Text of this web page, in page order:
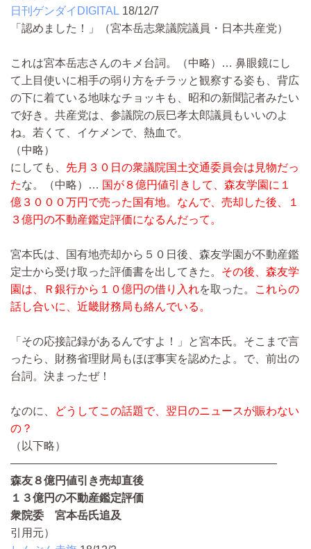
日刊ゲンダイDIGITAL 18/12/7
「認めました！」（宮本岳志衆議院議員・日本共産党）
これは宮本岳志さんのキメ台詞。 （中略）… 鼻眼鏡にし
て上目使いに相手の弱り方をチラッと観察する姿も、背広
の下に着ている地味なチョッキも、昭和の新聞記者みたい
で好き。共産党は、参議院の辰巳孝太郎議員もいいのよ
ね。若くて、イケメンで、熱血で。
（中略）
にしても、 先月３０日の衆議院国土交通委員会は見物だっ
たな。 （中略）… 国が８億円値引きして、森友学園に１
億３０００万円で売った国有地。なんで、売却 した後、１
３億円の不動産鑑定評価になるんだって。
宮本氏は、国有地売却から５０日後、森友学園が不動産鑑
定士から受け取った評価書を出してきた。 その後、森友学
園は、Ｒ銀行から１０億円の借り入れを取った。
これらの
話し合いに、近畿財務局も絡んでいる。
「その応接記録があるんですよ！」と宮本氏。そこまで言
ったら、財務省理財局もほぼ事実を認めたよ。で、前出の
台詞。決まったぜ！
なのに、
どうしてこの話題で、翌日のニュースが賑わない
の？
（以下略）
————————————————————————
森友８億円値引き売却直後
１３億円の不動産鑑定評価
衆院委 宮本岳氏追及
引用元）